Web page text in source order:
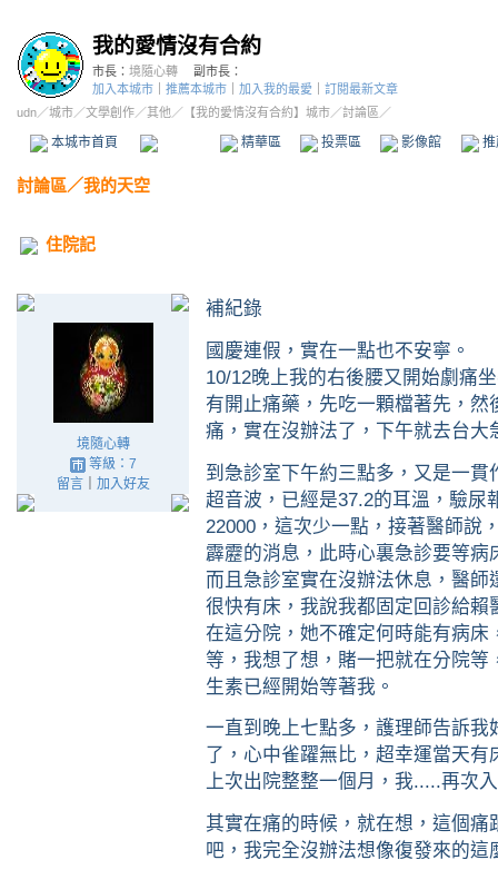
我的愛情沒有合約
市長： 境隨心轉
副市長：
加入本城市
推薦本城市 加入我的最愛
訂閱最新文章
udn／城市／文學創作／其他 ／ 【我的愛情沒有合約】城市／討論區／
本城市首頁 精華區 投票區 影像館
討論區／我的天空
住院記
境隨心轉
等級：7
留言｜ 加入好友
補紀錄
國慶連假，實在一點也不安寧。
10/12晚上我的右後腰又開始劇痛
有開止痛藥，先吃一顆檔著先，
痛，實在沒辦法了，下午就去台大
到急診室下午約三點多，又是一
超音波，已經是37.2的耳溫，驗尿
22000，這次少一點，接著醫師說
霹靂的消息，此時心裏急診要等
而且急診室實在沒辦法休息，醫
很快有床，我說我都固定回診給
在這分院，她不確定何時能有病
等，我想了想，賭一把就在分院
生素已經開始等著我。
一直到晚上七點多，護理師告訴
了，心中雀躍無比，超幸運當天
上次出院整整一個月，我.....再次
其實在痛的時候，就在想，這個
吧，我完全沒辦法想像復發來的這